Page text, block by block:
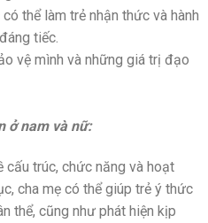
thể làm trẻ nhận thức và hành
tiếc.
vệ mình và những giá trị đạo
ở nam và nữ:
cấu trúc, chức năng và hoạt
cha mẹ có thể giúp trẻ ý thức
thể, cũng như phát hiện kịp